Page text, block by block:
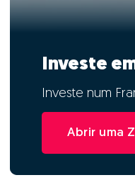
Investe
Investe num
Abrir uma